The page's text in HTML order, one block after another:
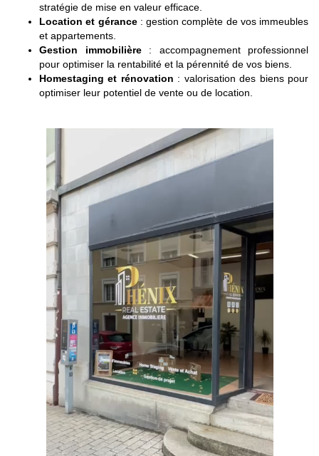
stratégie de mise en valeur efficace.
Location et gérance: gestion complète de vos immeubles
et appartements.
Gestion immobilière: accompagnement professionnel
pour optimiser la rentabilité et la pérennité de vos biens.
Homestaging et rénovation : valorisation des biens pour
optimiser leur potentiel de vente ou de location.